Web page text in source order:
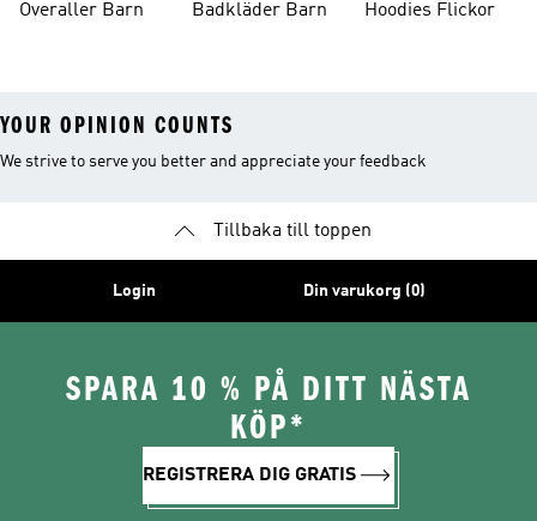
Overaller Barn Badkläder Barn Hoodies Flickor
YOUR OPINION COUNTS
We strive to serve you better and appreciate your feedback
Tillbaka till toppen
Login Din varukorg (0)
SPARA 10 % PÅ DITT NÄSTA
KÖP*
REGISTRERA DIG GRATIS